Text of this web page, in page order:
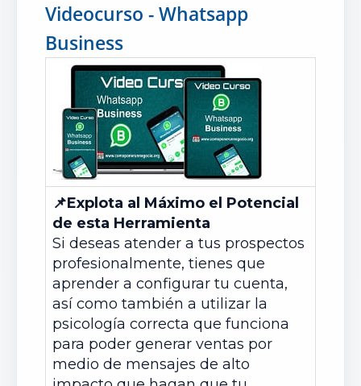
Videocurso - Whatsapp
Business
📌Explota al Máximo el Potencial
de esta Herramienta
Si deseas atender a tus prospectos
profesionalmente, tienes que
aprender a configurar tu cuenta,
así como también a utilizar la
psicología correcta que funciona
para poder generar ventas por
medio de mensajes de alto